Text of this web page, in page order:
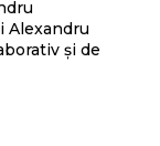
Alexandru
și de